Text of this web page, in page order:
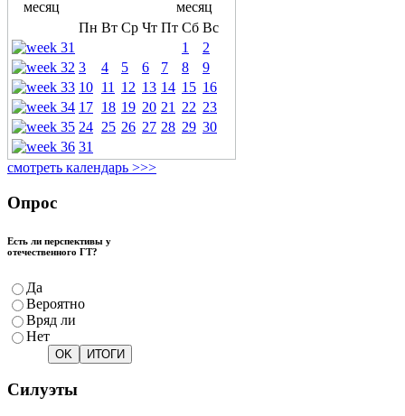
Пн Вт Ср Чт Пт Сб Вс
1
2
3
4 5 6 7 8
9
10 11 12 13 14 15 16
17 18 19 20 21 22 23
24 25 26 27 28 29 30
31
смотреть календарь >>>
Опрос
Есть ли перспективы у
отечественного ГТ?
Да
Вероятно
Вряд ли
Нет
Силуэты